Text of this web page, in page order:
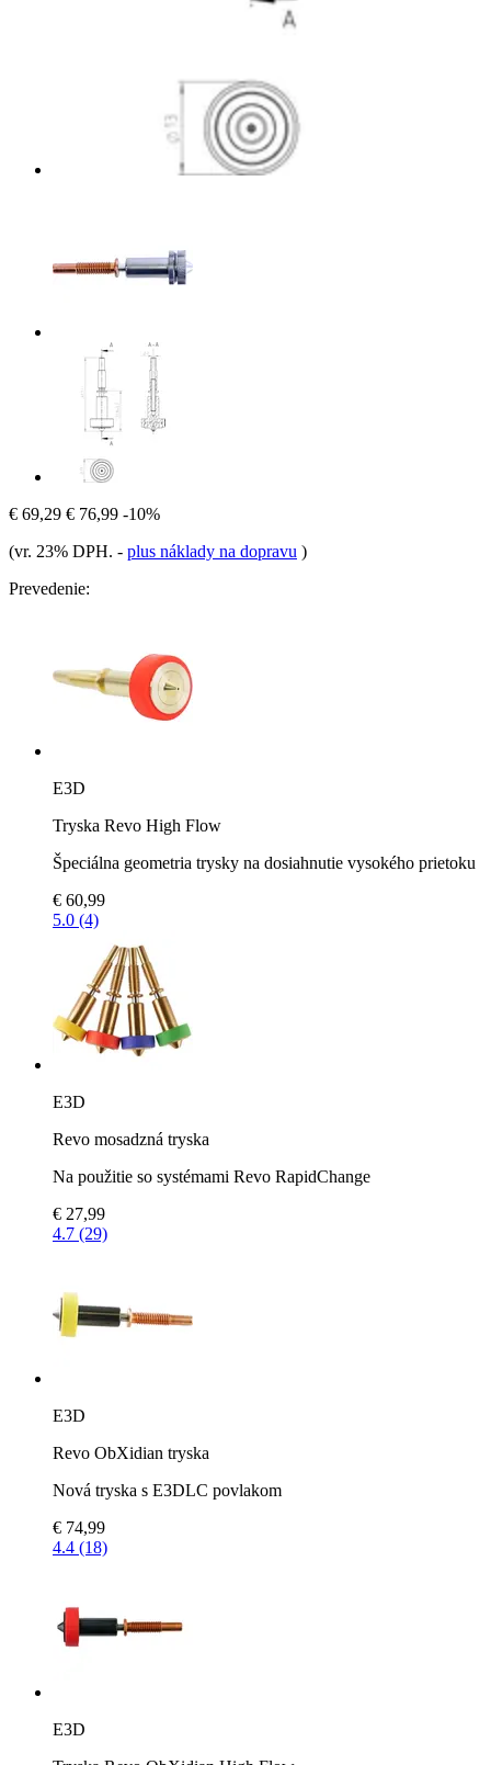
€ 69,29 € 76,99 -10%
(vr. 23% DPH. - plus náklady na dopravu )
Prevedenie:
E3D
Tryska Revo High Flow
Špeciálna geometria trysky na dosiahnutie vysokého prietoku
€ 60,99
5.0 (4)
E3D
Revo mosadzná tryska
Na použitie so systémami Revo RapidChange
€ 27,99
4.7 (29)
E3D
Revo ObXidian tryska
Nová tryska s E3DLC povlakom
€ 74,99
4.4 (18)
E3D